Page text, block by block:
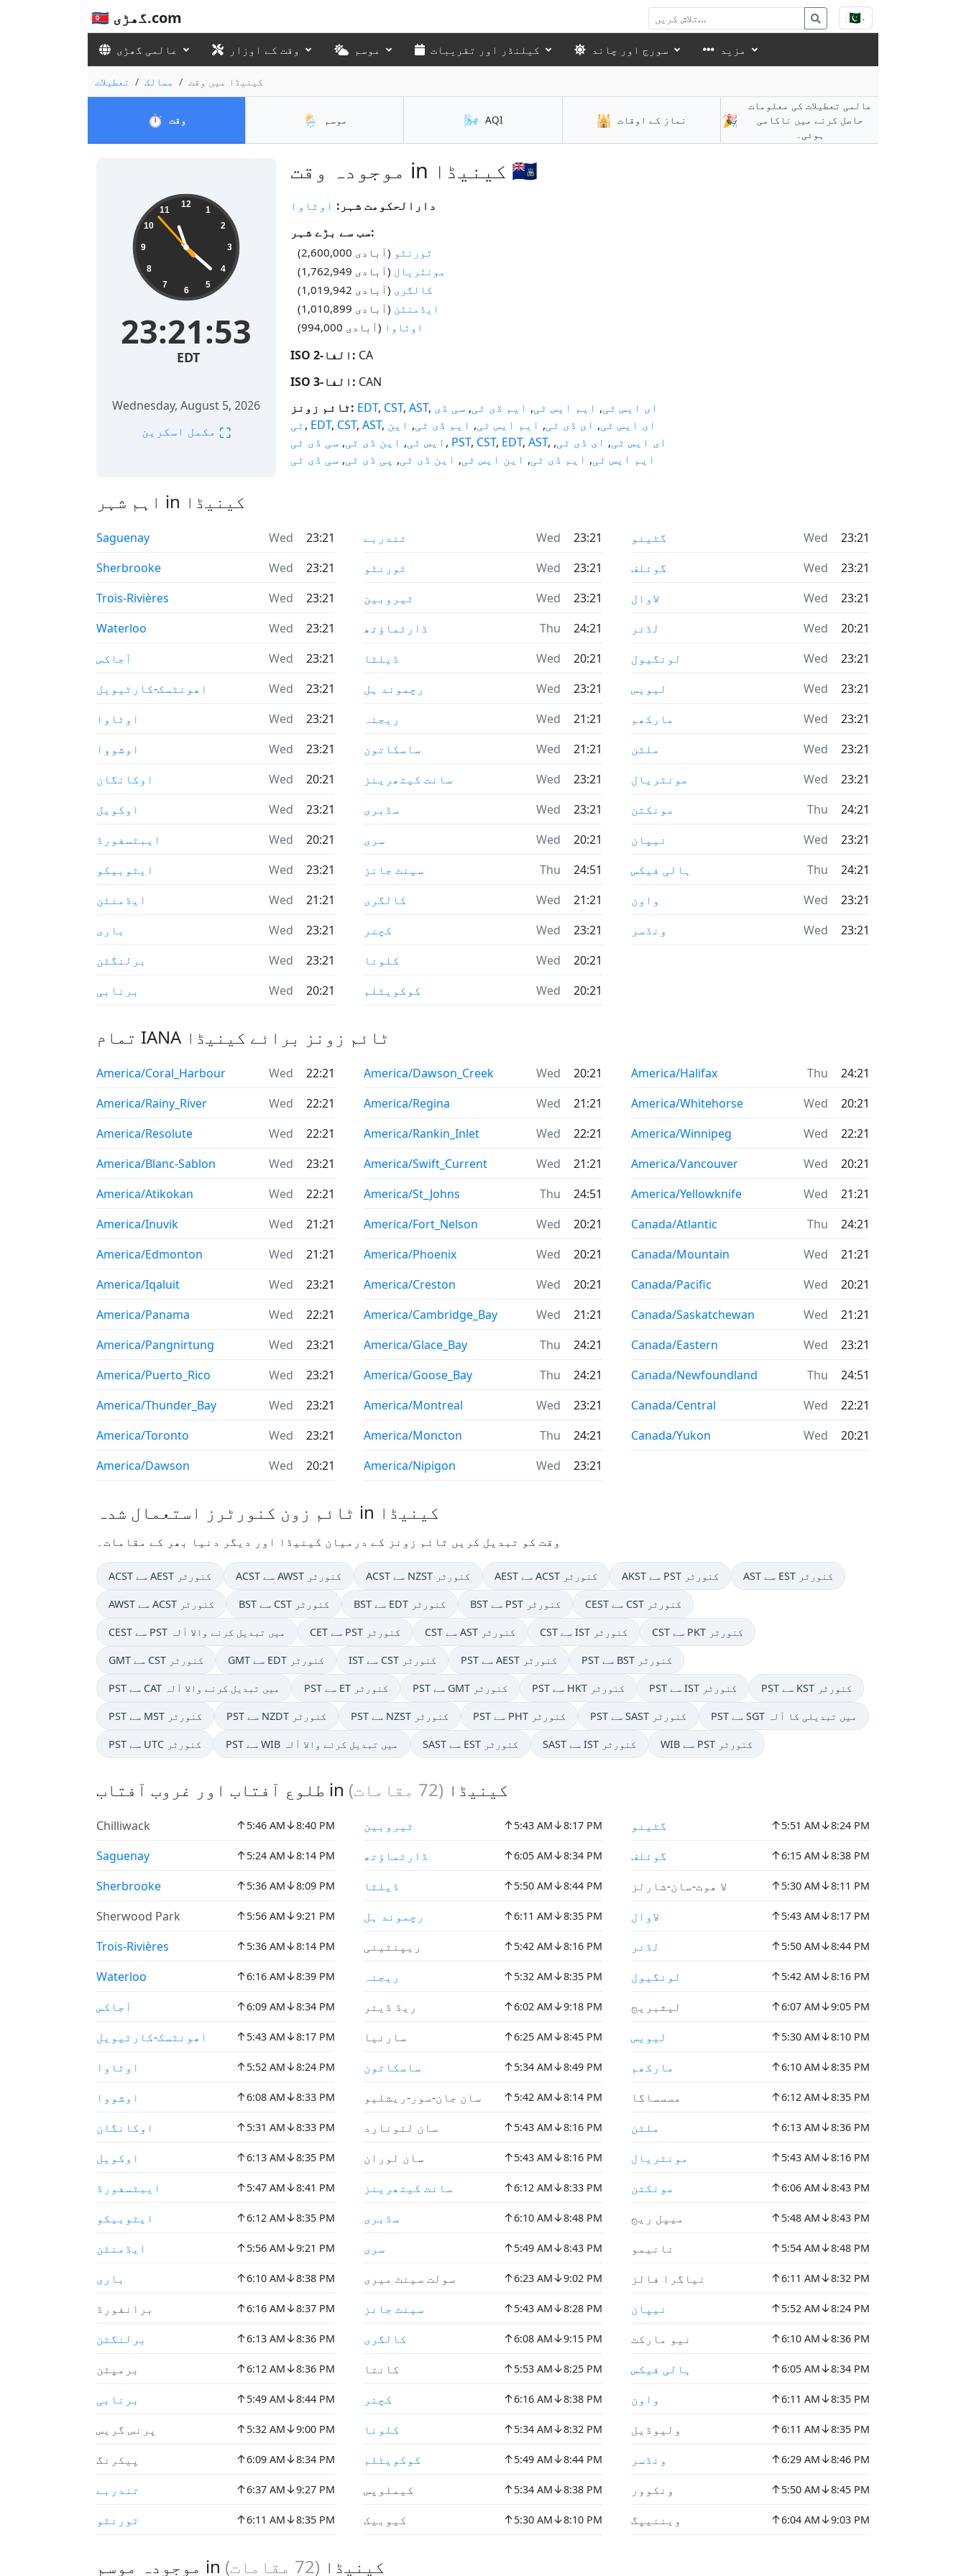
🇵🇰 گھڑی.com 🇵🇰▾
عالمی گھڑی وقت کے اوزار موسم کیلنڈر اور تقریبات سورج اور چاند مزید
تعطیلات ممالک کینیڈا میں وقت
⏱️ وقت 🌦️ موسم 🌬️ AQI 🕌 نماز کے اوقات 🎉
عالمی تعطیلات کی معلومات
حاصل کرنے میں ناکامی
ہوئی۔
موجودہ وقت in کینیڈا 🇨🇦
12
1
2
3
4
5
6
7
8
9
10
11
23:21:54
EDT
Wednesday, August 5, 2026
⛶
دارالحکومت شہر: اوٹاوا
سب سے بڑے شہر:
ٹورنٹو (آبادی 2,600,000)
مونٹریال (آبادی 1,762,949)
کالگری (آبادی 1,019,942)
ایڈمنٹن (آبادی 1,010,899)
اوٹاوا (آبادی 994,000)
ISO الفا-2: CA
ISO الفا-3: CAN
ٹائم زونز: EDT, CST, AST, ای ایس ٹی, ایم ایس ٹی, ایم ڈی ٹی, سی ڈی
ٹی, EDT, CST, AST, ای ایس ٹی, ای ڈی ٹی, ایم ایس ٹی, ایم ڈی ٹی, این
ایس ٹی, این ڈی ٹی, سی ڈی ٹی , PST, CST, EDT, AST, ای ایس ٹی, ای ڈی ٹی,
ایم ایس ٹی, ایم ڈی ٹی, این ایس ٹی, این ڈی ٹی, پی ڈی ٹی, سی ڈی ٹی
اہم شہر in کینیڈا
Saguenay Wed
23:21
Sherbrooke
Wed
23:21
Trois-Rivières
Wed
23:21
Waterloo
Wed
23:21
آجاکس
Wed
23:21
اھونٹسک-کارٹیویل
Wed
23:21
اوٹاوا
Wed
23:21
اوشووا
Wed
23:21
اوکانگان
Wed
20:21
اوکویل
Wed
23:21
ایبٹسفورڈ
Wed
20:21
ایٹوبيکو
Wed
23:21
ایڈمنٹن
Wed
21:21
بارى
Wed
23:21
برلنگٹن
Wed
23:21
برنابی
Wed 20:21
تندربے Wed
23:21
ٹورنٹو
Wed
23:21
ٹیروبین
Wed
23:21
ڈارٹماؤتھ
Thu
24:21
ڈیلٹا
Wed
20:21
رچموند ہل
Wed
23:21
ریجنہ
Wed
21:21
ساسکاتون
Wed
21:21
سانت کیتھرینز
Wed
23:21
سڈبری
Wed
23:21
سری
Wed
20:21
سینٹ جانز
Thu
24:51
کالگری
Wed
21:21
کچنر
Wed
23:21
کلونا
Wed
20:21
کوکویٹلم
Wed 20:21
گٹینو Wed
23:21
گوئلف
Wed
23:21
لاوال
Wed
23:21
لڈنر
Wed
20:21
لونگیول
Wed
23:21
لیویس
Wed
23:21
مارکھم
Wed
23:21
ملٹن
Wed
23:21
مونٹریال
Wed
23:21
مونکتن
Thu
24:21
نیپان
Wed
23:21
ہالی فیکس
Thu
24:21
واون
Wed
23:21
ونڈسر
Wed 23:21
تمام IANA ٹائم زونز برائے کینیڈا
America/Coral_Harbour Wed
22:21
America/Rainy_River
Wed
22:21
America/Resolute
Wed
22:21
America/Blanc-Sablon
Wed
23:21
America/Atikokan
Wed
22:21
America/Inuvik
Wed
21:21
America/Edmonton
Wed
21:21
America/Iqaluit
Wed
23:21
America/Panama
Wed
22:21
America/Pangnirtung
Wed
23:21
America/Puerto_Rico
Wed
23:21
America/Thunder_Bay
Wed
23:21
America/Toronto
Wed
23:21
America/Dawson
Wed 20:21
America/Dawson_Creek Wed
20:21
America/Regina
Wed
21:21
America/Rankin_Inlet
Wed
22:21
America/Swift_Current
Wed
21:21
America/St_Johns
Thu
24:51
America/Fort_Nelson
Wed
20:21
America/Phoenix
Wed
20:21
America/Creston
Wed
20:21
America/Cambridge_Bay
Wed
21:21
America/Glace_Bay
Thu
24:21
America/Goose_Bay
Thu
24:21
America/Montreal
Wed
23:21
America/Moncton
Thu
24:21
America/Nipigon
Wed 23:21
America/Halifax Thu
24:21
America/Whitehorse
Wed
20:21
America/Winnipeg
Wed
22:21
America/Vancouver
Wed
20:21
America/Yellowknife
Wed
21:21
Canada/Atlantic
Thu
24:21
Canada/Mountain
Wed
21:21
Canada/Pacific
Wed
20:21
Canada/Saskatchewan
Wed
21:21
Canada/Eastern
Wed
23:21
Canada/Newfoundland
Thu
24:51
Canada/Central
Wed
22:21
Canada/Yukon
Wed 20:21
ٹائم زون کنورٹرز استعمال شدہ in کینیڈا
وقت کو تبدیل کریں ٹائم زونز کے درمیان کینیڈا اور دیگر دنیا بھر کے مقامات۔
ACST سے AEST کنورٹر ACST سے AWST کنورٹر ACST سے NZST کنورٹر AEST سے ACST کنورٹر AKST سے PST کنورٹر AST سے EST کنورٹر
AWST سے ACST کنورٹر BST سے CST کنورٹر BST سے EDT کنورٹر BST سے PST کنورٹر CEST سے CST کنورٹر
CEST سے PST میں تبدیل کرنے والا آلہ CET سے PST کنورٹر CST سے AST کنورٹر CST سے IST کنورٹر CST سے PKT کنورٹر
GMT سے CST کنورٹر GMT سے EDT کنورٹر IST سے CST کنورٹر PST سے AEST کنورٹر PST سے BST کنورٹر
PST سے CAT میں تبدیل کرنے والا آلہ PST سے ET کنورٹر PST سے GMT کنورٹر PST سے HKT کنورٹر PST سے IST کنورٹر PST سے KST کنورٹر
PST سے MST کنورٹر PST سے NZDT کنورٹر PST سے NZST کنورٹر PST سے PHT کنورٹر PST سے SAST کنورٹر PST سے SGT میں تبدیلی کا آلہ
PST سے UTC کنورٹر PST سے WIB میں تبدیل کرنے والا آلہ SAST سے EST کنورٹر SAST سے IST کنورٹر WIB سے PST کنورٹر
طلوع آفتاب اور غروب آفتاب in کینیڈا (
72 مقامات)
Chilliwack ↑5:46 AM↓8:40 PM
Saguenay ↑5:24 AM↓8:14 PM
Sherbrooke ↑5:36 AM↓8:09 PM
Sherwood Park ↑5:56 AM↓9:21 PM
Trois-Rivières ↑5:36 AM↓8:14 PM
Waterloo ↑6:16 AM↓8:39 PM
آجاکس ↑6:09 AM↓8:34 PM
اھونٹسک-کارٹیویل ↑5:43 AM↓8:17 PM
اوٹاوا ↑5:52 AM↓8:24 PM
اوشووا ↑6:08 AM↓8:33 PM
اوکانگان ↑5:31 AM↓8:33 PM
اوکویل ↑6:13 AM↓8:35 PM
ایبٹسفورڈ ↑5:47 AM↓8:41 PM
ایٹوبيکو ↑6:12 AM↓8:35 PM
ایڈمنٹن ↑5:56 AM↓9:21 PM
بارى ↑6:10 AM↓8:38 PM
برانفورڈ ↑6:16 AM↓8:37 PM
برلنگٹن ↑6:13 AM↓8:36 PM
برمپٹن ↑6:12 AM↓8:36 PM
برنابی ↑5:49 AM↓8:44 PM
پرنس گریس ↑5:32 AM↓9:00 PM
پیکرنگ ↑6:09 AM↓8:34 PM
تندربے ↑6:37 AM↓9:27 PM
ٹورنٹو ↑6:11 AM↓8:35 PM
ٹیروبین ↑5:43 AM↓8:17 PM
ڈارٹماؤتھ ↑6:05 AM↓8:34 PM
ڈیلٹا ↑5:50 AM↓8:44 PM
رچموند ہل ↑6:11 AM↓8:35 PM
ریپنتینی ↑5:42 AM↓8:16 PM
ریجنہ ↑5:32 AM↓8:35 PM
ریڈ ڈیئر ↑6:02 AM↓9:18 PM
سارنيا ↑6:25 AM↓8:45 PM
ساسکاتون ↑5:34 AM↓8:49 PM
سان جان-سور-ريشليو ↑5:42 AM↓8:14 PM
سان لئونارد ↑5:43 AM↓8:16 PM
سان لوران ↑5:43 AM↓8:16 PM
سانت کیتھرینز ↑6:12 AM↓8:33 PM
سڈبری ↑6:10 AM↓8:48 PM
سری ↑5:49 AM↓8:43 PM
سولت سینٹ میری ↑6:23 AM↓9:02 PM
سینٹ جانز ↑5:43 AM↓8:28 PM
کالگری ↑6:08 AM↓9:15 PM
کانتا ↑5:53 AM↓8:25 PM
کچنر ↑6:16 AM↓8:38 PM
کلونا ↑5:34 AM↓8:32 PM
کوکویٹلم ↑5:49 AM↓8:44 PM
کیملوپس ↑5:34 AM↓8:38 PM
کیوبیک ↑5:30 AM↓8:10 PM
گٹینو ↑5:51 AM↓8:24 PM
گوئلف ↑6:15 AM↓8:38 PM
لا هوت-سان-شارلز ↑5:30 AM↓8:11 PM
لاوال ↑5:43 AM↓8:17 PM
لڈنر ↑5:50 AM↓8:44 PM
لونگیول ↑5:42 AM↓8:16 PM
لیثبریج ↑6:07 AM↓9:05 PM
لیویس ↑5:30 AM↓8:10 PM
مارکھم ↑6:10 AM↓8:35 PM
مسسساگا ↑6:12 AM↓8:35 PM
ملٹن ↑6:13 AM↓8:36 PM
مونٹریال ↑5:43 AM↓8:16 PM
مونکتن ↑6:06 AM↓8:43 PM
میپل ریج ↑5:48 AM↓8:43 PM
نانیمو ↑5:54 AM↓8:48 PM
نیاگرا فالز ↑6:11 AM↓8:32 PM
نیپان ↑5:52 AM↓8:24 PM
نیو مارکت ↑6:10 AM↓8:36 PM
ہالی فیکس ↑6:05 AM↓8:34 PM
واون ↑6:11 AM↓8:35 PM
ولیوڈیل ↑6:11 AM↓8:35 PM
ونڈسر ↑6:29 AM↓8:46 PM
ونکوور ↑5:50 AM↓8:45 PM
ویننیپگ ↑6:04 AM↓9:03 PM
موجودہ موسم in کینیڈا (
72 مقامات)